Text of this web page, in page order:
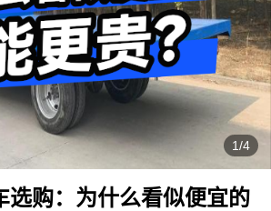
1/4
选购：为什么看似便宜的